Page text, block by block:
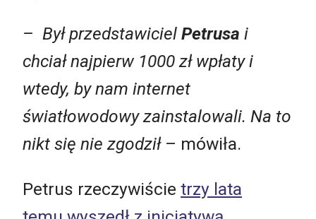
– Był przedstawiciel Petrusa i
chciał najpierw 1000 zł wpłaty i
wtedy, by nam internet
światłowodowy zainstalowali. Na to
nikt się nie zgodził – mówiła.
Petrus rzeczywiście trzy lata